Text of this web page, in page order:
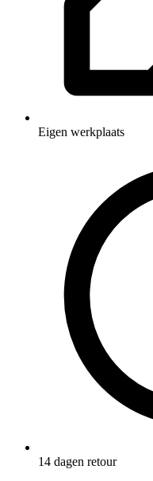
Eigen werkplaats
14 dagen retour